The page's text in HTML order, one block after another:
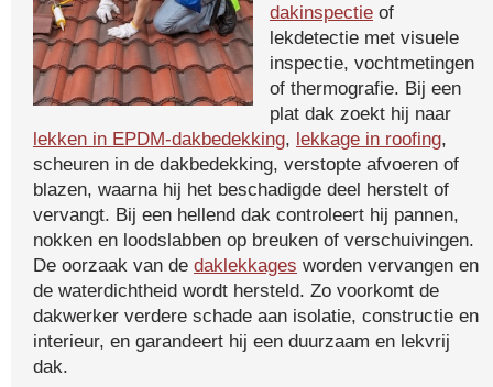
dakinspectie of
lekdetectie met visuele
inspectie, vochtmetingen
of thermografie. Bij een
plat dak zoekt hij naar
lekken in EPDM-dakbedekking, lekkage in roofing,
scheuren in de dakbedekking, verstopte afvoeren of
blazen, waarna hij het beschadigde deel herstelt of
vervangt. Bij een hellend dak controleert hij pannen,
nokken en loodslabben op breuken of verschuivingen.
De oorzaak van de daklekkages worden vervangen en
de waterdichtheid wordt hersteld. Zo voorkomt de
dakwerker verdere schade aan isolatie, constructie en
interieur, en garandeert hij een duurzaam en lekvrij
dak.